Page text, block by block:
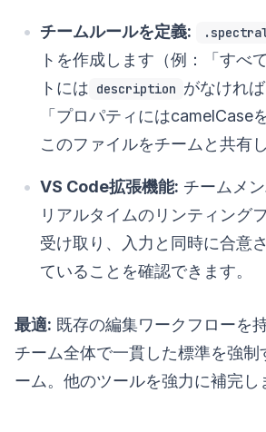
チームルールを定義:
トを作成します（例：「すべ
トには description がなけれ
「プロパティにはcamelCase
このファイルをチームと共有し
VS Code拡張機能: チームメ
リアルタイムのリンティング
受け取り、入力と同時に合意
ていることを確認できます。
最適: 既存の編集ワークフローを
チーム全体で一貫した標準を強制
ーム。他のツールを強力に補完し